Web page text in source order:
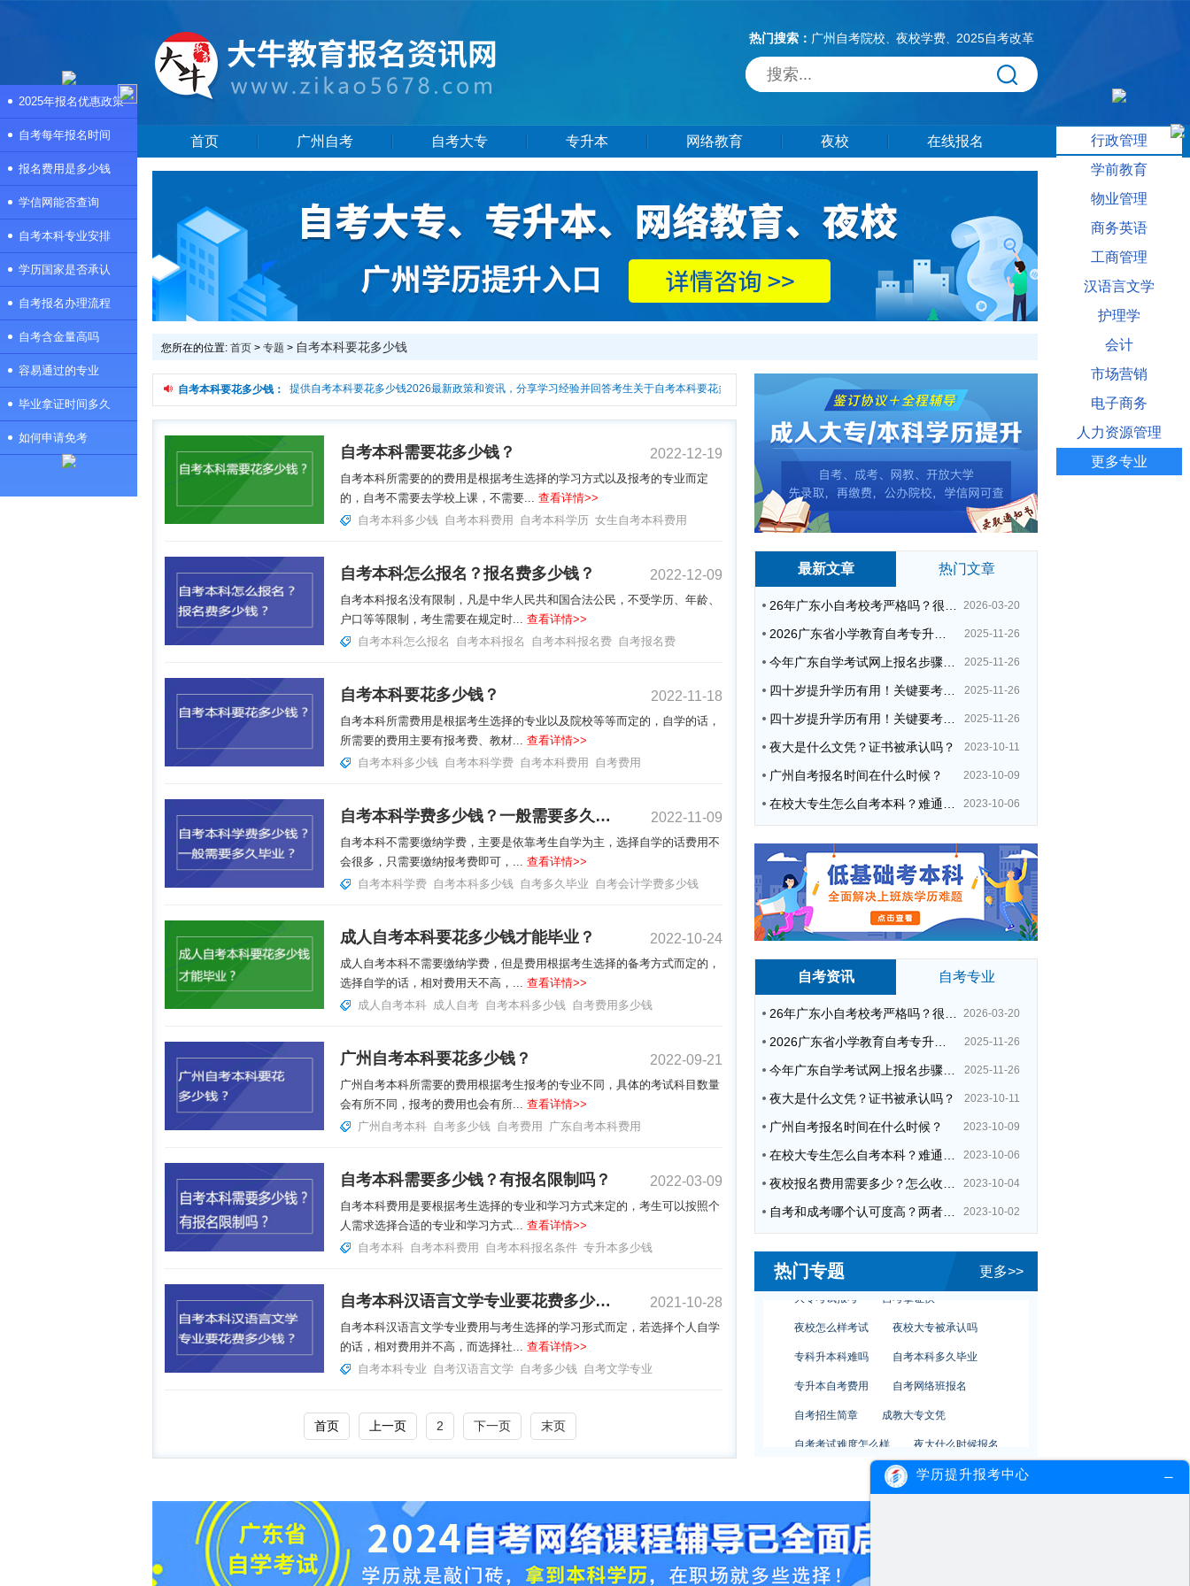
热门搜索： 广州自考院校、 夜校学费、 2025自考改革
首页 广州自考 自考大专 专升本 网络教育 夜校 在线报名
您所在的位置: 首页 > 专题 > 自考本科要花多少钱
最新文章 热门文章
26年广东小自考校考严格吗？很简单吗？ 2026-03-20
2026广东省小学教育自考专升本考试科目（+指引） 2025-11-26
今年广东自学考试网上报名步骤（全） 2025-11-26
四十岁提升学历有用！关键要考哪种？这种最快最实用！ 2025-11-26
四十岁提升学历有用！关键要考哪种？这种最快最实用！ 2025-11-26
夜大是什么文凭？证书被承认吗？ 2023-10-11
广州自考报名时间在什么时候？ 2023-10-09
在校大专生怎么自考本科？难通过吗？ 2023-10-06
自考资讯 自考专业
26年广东小自考校考严格吗？很简单吗？ 2026-03-20
2026广东省小学教育自考专升本考试科目（+指引） 2025-11-26
今年广东自学考试网上报名步骤（全） 2025-11-26
夜大是什么文凭？证书被承认吗？ 2023-10-11
广州自考报名时间在什么时候？ 2023-10-09
在校大专生怎么自考本科？难通过吗？ 2023-10-06
夜校报名费用需要多少？怎么收费的？ 2023-10-04
自考和成考哪个认可度高？两者区别在哪？ 2023-10-02
热门专题 更多>>
广东外语外贸大学网络教育国际贸易
自考项目管理专业
网络教育学历报考国考 夜大物流管理
自考本科自学难度
大专报名地点
广东外语外贸大学网络教育国际贸易
自考本科要花多少钱：
本频道是自考本科要花多少钱专题页，提供自考本科要花多少钱2026最新政策和资讯，分享学习经验并回答考生关于自考本科要花多少钱热门问题，还有更多自考本科要花多少钱相关信息供大家参考。
自考本科需要花多少钱？ 2022-12-19
自考本科所需要的的费用是根据考生选择的学习方式以及报考的专业而定
的，自考不需要去学校上课，不需要... 查看详情>>
自考本科多少钱
自考本科费用 自考本科学历 女生自考本科费用
自考本科怎么报名？报名费多少钱？ 2022-12-09
自考本科报名没有限制，凡是中华人民共和国合法公民，不受学历、年龄、
户口等等限制，考生需要在规定时... 查看详情>>
自考本科怎么报名
自考本科报名 自考本科报名费 自考报名费
自考本科要花多少钱？ 2022-11-18
自考本科所需费用是根据考生选择的专业以及院校等等而定的，自学的话，
所需要的费用主要有报考费、教材... 查看详情>>
自考本科多少钱
自考本科学费 自考本科费用 自考费用
自考本科学费多少钱？一般需要多久毕业？ 2022-11-09
自考本科不需要缴纳学费，主要是依靠考生自学为主，选择自学的话费用不
会很多，只需要缴纳报考费即可，... 查看详情>>
自考本科学费 自考本科多少钱 自考多久毕业 自考会计学费多少钱
成人自考本科要花多少钱才能毕业？ 2022-10-24
成人自考本科不需要缴纳学费，但是费用根据考生选择的备考方式而定的，
选择自学的话，相对费用天不高，... 查看详情>>
成人自考本科 成人自考 自考本科多少钱 自考费用多少钱
广州自考本科要花多少钱？ 2022-09-21
广州自考本科所需要的费用根据考生报考的专业不同，具体的考试科目数量
会有所不同，报考的费用也会有所... 查看详情>>
广州自考本科 自考多少钱 自考费用 广东自考本科费用
自考本科需要多少钱？有报名限制吗？ 2022-03-09
自考本科费用是要根据考生选择的专业和学习方式来定的，考生可以按照个
人需求选择合适的专业和学习方式... 查看详情>>
自考本科 自考本科费用 自考本科报名条件 专升本多少钱
自考本科汉语言文学专业要花费多少钱？ 2021-10-28
自考本科汉语言文学专业费用与考生选择的学习形式而定，若选择个人自学
的话，相对费用并不高，而选择社... 查看详情>>
自考本科专业
自考汉语言文学 自考多少钱 自考文学专业
首页 上一页 2 下一页 末页
2025年报名优惠政策
自考每年报名时间
报名费用是多少钱
学信网能否查询
自考本科专业安排
学历国家是否承认
自考报名办理流程
自考含金量高吗
容易通过的专业
毕业拿证时间多久
如何申请免考
行政管理
学前教育
物业管理
商务英语
工商管理
汉语言文学
护理学
会计
市场营销
电子商务
人力资源管理
更多专业
学历提升报考中心